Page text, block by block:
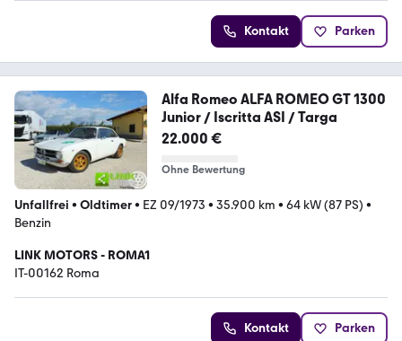
Kontakt Parken
Alfa Romeo ALFA ROMEO GT 1300
Junior / Iscritta ASI / Targa
22.000 €
Ohne Bewertung
Unfallfrei • Oldtimer• EZ 09/1973 • 35.900 km • 64 kW (87 PS) •
Benzin
LINK MOTORS - ROMA1
IT-00162 Roma
Kontakt Parken